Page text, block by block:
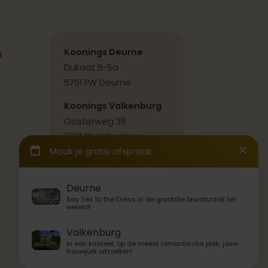
Koonings Deurne
Dukaat 5-5a
5751 PW Deurne
Koonings Valkenburg
Oosterweg 36
6301 PX Valkenburg
Contact & route